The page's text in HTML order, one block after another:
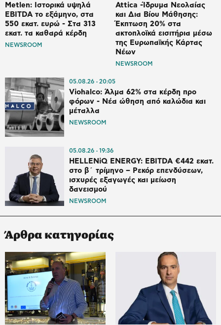
Metlen: Ιστορικά υψηλά
EBITDA το εξάμηνο, στα
550 εκατ. ευρώ - Στα 313
εκατ. τα καθαρά κέρδη
NEWSROOM
Attica -Ίδρυμα Νεολαίας
και Δια Βίου Μάθησης:
Έκπτωση 20% στα
ακτοπλοϊκά εισιτήρια μέσω
της Ευρωπαϊκής Κάρτας
Νέων
NEWSROOM
05.08.26 20:05
Viohalco: Άλμα 62% στα κέρδη προ
φόρων - Νέα ώθηση από καλώδια και
μέταλλα
NEWSROOM
05.08.26 19:36
HELLENiQ ENERGY: EBITDA €442 εκατ.
στο β΄ τρίμηνο – Ρεκόρ επενδύσεων,
ισχυρές εξαγωγές και μείωση
δανεισμού
NEWSROOM
Άρθρα κατηγορίας